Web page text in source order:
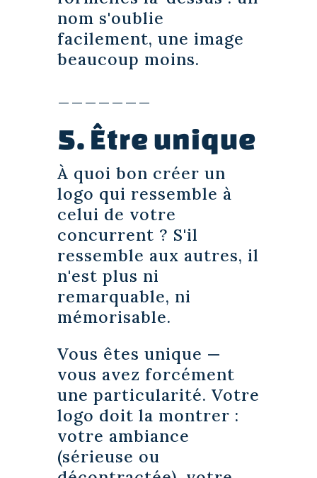
nom s'oublie
facilement, une image
beaucoup moins.
5. Être unique
À quoi bon créer un
logo qui ressemble à
celui de votre
concurrent ? S'il
ressemble aux autres, il
n'est plus ni
remarquable, ni
mémorisable.
Vous êtes unique —
vous avez forcément
une particularité. Votre
logo doit la montrer :
votre ambiance
(sérieuse ou